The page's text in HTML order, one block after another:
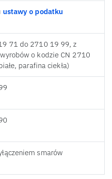
ustawy o podatku
71 do 2710 19 99, z
o kodzie CN 2710
parafina ciekła)
smarów